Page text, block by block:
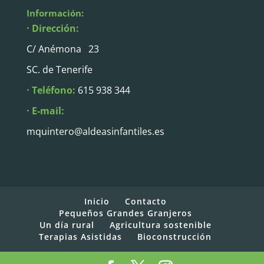
Información:
· Dirección:
C/ Anémona 23
SC. de Tenerife
· Teléfono: 615 938 344
· E-mail:
mquintero@aldeasinfantiles.es
Inicio
Contacto
Pequeños Grandes Granjeros
Un día rural
Agricultura sostenible
Terapias Asistidas
Bioconstrucción